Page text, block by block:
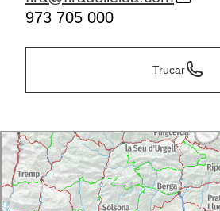
973 705 000
Trucar